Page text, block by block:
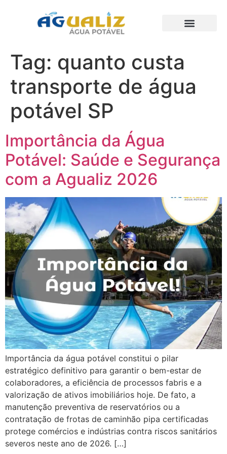
Tag: quanto custa
transporte de água
potável SP
Importância da Água
Potável: Saúde e Segurança
com a Agualiz 2026
Importância da água potável constitui o pilar
estratégico definitivo para garantir o bem-estar de
colaboradores, a eficiência de processos fabris e a
valorização de ativos imobiliários hoje. De fato, a
manutenção preventiva de reservatórios ou a
contratação de frotas de caminhão pipa certificadas
protege comércios e indústrias contra riscos sanitários
severos neste ano de 2026. […]